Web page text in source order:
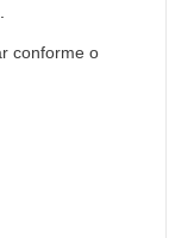
conforme o